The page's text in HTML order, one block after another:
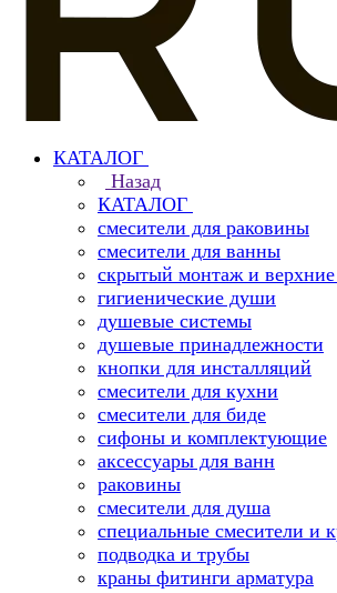
КАТАЛОГ
Назад
КАТАЛОГ
смесители для раковины
смесители для ванны
скрытый монтаж и
гигиенические души
душевые системы
душевые принадлежности
кнопки для инсталляций
смесители для кухни
смесители для биде
сифоны и комплектующие
аксессуары для ванн
раковины
смесители для душа
специальные смесители и
подводка и трубы
краны фитинги арматура